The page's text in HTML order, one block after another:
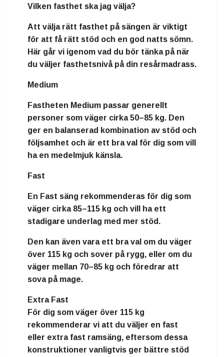
Vilken fasthet ska jag välja?
Att välja rätt fasthet på sängen är viktigt
för att få rätt stöd och en god natts sömn.
Här går vi igenom vad du bör tänka på när
du väljer fasthetsnivå på din resårmadrass.
Medium
Fastheten Medium passar generellt
personer som väger cirka 50–85 kg. Den
ger en balanserad kombination av stöd och
följsamhet och är ett bra val för dig som vill
ha en medelmjuk känsla.
Fast
En Fast säng rekommenderas för dig som
väger cirka 85–115 kg och vill ha ett
stadigare underlag med mer stöd.
Den kan även vara ett bra val om du väger
över 115 kg och sover på rygg, eller om du
väger mellan 70–85 kg och föredrar att
sova på mage.
Extra Fast
För dig som väger över 115 kg
rekommenderar vi att du väljer en fast
eller extra fast ramsäng, eftersom dessa
konstruktioner vanligtvis ger bättre stöd